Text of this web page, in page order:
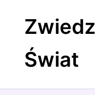
content
Świat